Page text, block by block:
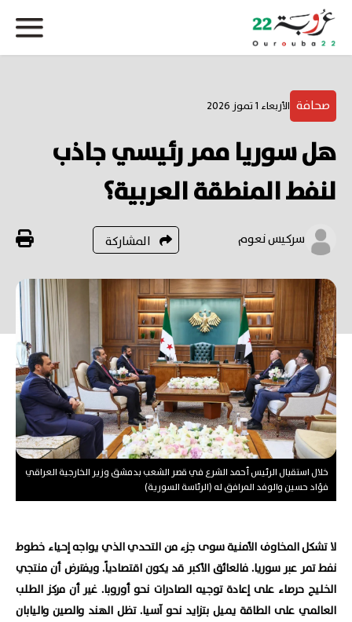
صحافة الأربعاء 1 تموز 2026
هل سوريا ممر رئيسي جاذب
لنفط المنطقة العربية؟
سركيس نعوم المشاركة
خلال استقبال الرئيس أحمد الشرع في قصر الشعب بدمشق وزير الخارجية العراقي
فؤاد حسين والوفد المرافق له (الرئاسة السورية)
لا تشكل المخاوف الأمنية سوى جزء من التحدي الذي يواجه إحياء خطوط
نفط تمر عبر سوريا. فالعائق الأكبر قد يكون اقتصادياً. ويفترض أن منتجي
الخليج حرصاء على إعادة توجيه الصادرات نحو أوروبا. غير أن مركز الطلب
العالمي على الطاقة يميل بتزايد نحو آسيا. تظل الهند والصين واليابان